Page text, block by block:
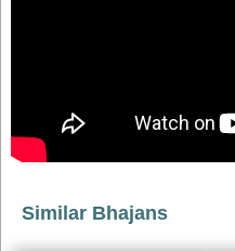
gurudev
bhajans
विविध
miscellaneous
bhajans
Similar Bhajans